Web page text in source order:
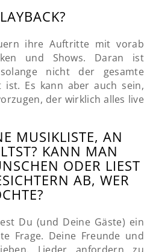
ihre Auftritte mit vorab
und Shows. Daran ist
nicht der gesamte
Es kann aber auch sein,
der wirklich alles live
MUSIKLISTE, AN
KANN MAN
ODER LIEST
AB, WER
Du (und Deine Gäste) ein
Frage. Deine Freunde und